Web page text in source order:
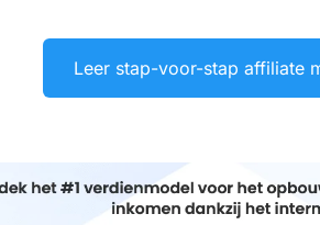
Leer stap-voor-stap affiliate